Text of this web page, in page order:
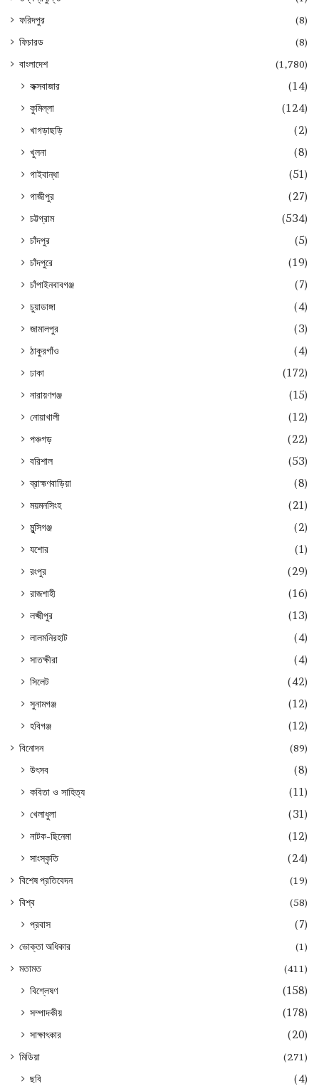
ফরিদপুর
(8)
ফিচারড
(8)
বাংলাদেশ
(1,780)
কক্সবাজার
(14)
কুমিল্লা
(124)
খাগড়াছড়ি
(2)
খুলনা
(8)
গাইবান্ধা
(51)
গাজীপুর
(27)
চট্টগ্রাম
(534)
চাঁদপুর
(5)
চাঁদপুরে
(19)
চাঁপাইনবাবগঞ্জ
(7)
চুয়াডাঙ্গা
(4)
জামালপুর
(3)
ঠাকুরগাঁও
(4)
ঢাকা
(172)
নারায়ণগঞ্জ
(15)
নোয়াখালী
(12)
পঞ্চগড়
(22)
বরিশাল
(53)
ব্রাহ্মণবাড়িয়া
(8)
ময়মনসিংহ
(21)
মুন্সিগঞ্জ
(2)
যশোর
(1)
রংপুর
(29)
রাজশাহী
(16)
লক্ষ্মীপুর
(13)
লালমনিরহাট
(4)
সাতক্ষীরা
(4)
সিলেট
(42)
সুনামগঞ্জ
(12)
হবিগঞ্জ
(12)
বিনোদন (89)
উৎসব
(8)
কবিতা ও সাহিত্য
(11)
খেলাধুলা
(31)
নাটক-ছিনেমা
(12)
সাংস্কৃতি
(24)
বিশেষ প্রতিবেদন
(19)
বিশ্ব
(58)
প্রবাস (7)
ভোক্তা অধিকার
(1)
মতামত
(411)
বিশ্লেষণ
(158)
সম্পাদকীয়
(178)
সাক্ষাৎকার
(20)
মিডিয়া (271)
ছবি
(4)